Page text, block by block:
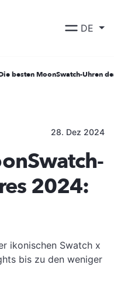
DE
besten MoonSwatch-Uhren
28. Dez 2024
2024:
ikonischen Swatch x
bis zu den weniger